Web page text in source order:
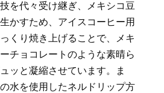
を代々受け継ぎ、メキシコ豆
かすため、アイスコーヒー用
くり焼き上げることで、メキ
チョコレートのような素晴ら
ッと凝縮させています。ま
水を使用したネルドリップ方